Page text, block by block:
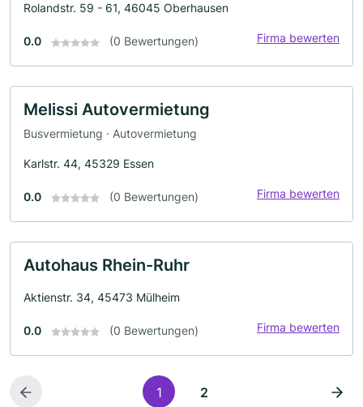
Rolandstr. 59 - 61, 46045 Oberhausen
0.0 (0 Bewertungen) Firma bewerten
Melissi Autovermietung
Busvermietung · Autovermietung
Karlstr. 44, 45329 Essen
0.0 (0 Bewertungen) Firma bewerten
Autohaus Rhein-Ruhr
Aktienstr. 34, 45473 Mülheim
0.0 (0 Bewertungen) Firma bewerten
1 2